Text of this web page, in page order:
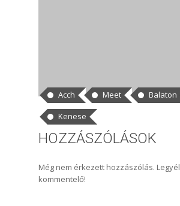
Acch Meet
Balaton
Kenese
HOZZÁSZÓLÁSOK
Még nem érkezett hozzászólás.
kommentelő!